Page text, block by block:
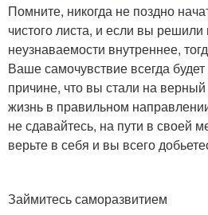
Помните, никогда не поздно
чистого листа, и если вы
неузнаваемости внутреннее,
Ваше самочувствие всегда
причине, что вы стали на
жизнь в правильном
не сдавайтесь, на пути в своей
верьте в себя и вы всего
Займитесь саморазвитием